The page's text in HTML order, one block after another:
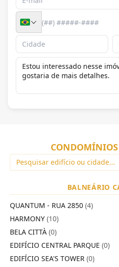
BALNEÁRIO
QUANTUM - RUA 2850 (4)
HARMONY (10)
BELA CITTÀ (0)
EDIFÍCIO CENTRAL PARQUE (0)
EDIFÍCIO SEA'S TOWER (0)